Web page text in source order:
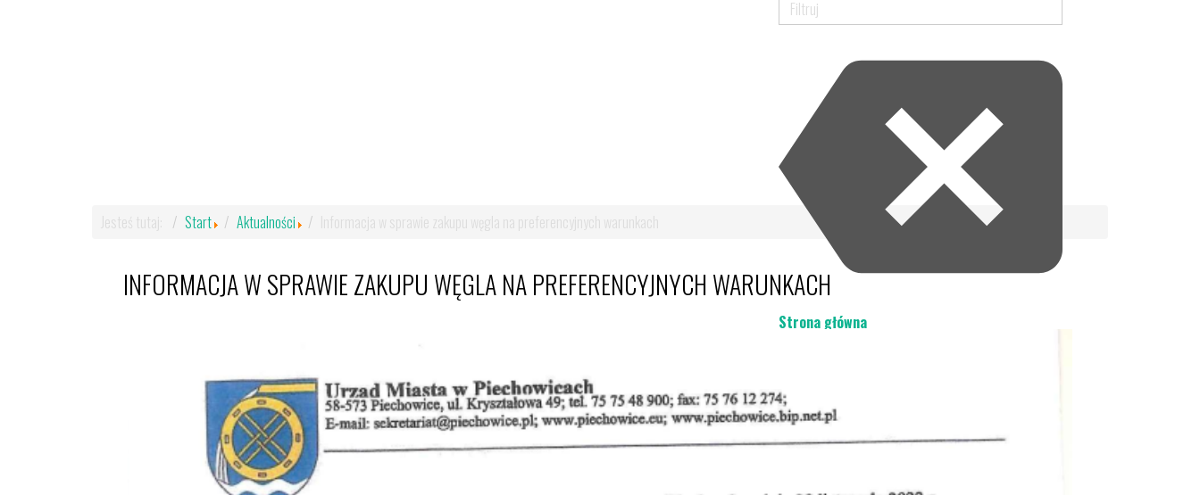
Strona główna
Jesteś tutaj: Start Aktualności Informacja w sprawie zakupu węgla na preferencyjnych warunkach
INFORMACJA W SPRAWIE ZAKUPU WĘGLA NA PREFERENCYJNYCH WARUNKACH